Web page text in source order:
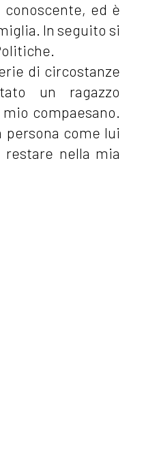
conoscente, ed è
In seguito si
di circostanze
un ragazzo
compaesano.
persona come lui
nella mia